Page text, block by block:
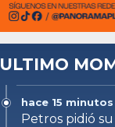
ULTIMO
hace 15 minutos
Petros pidió